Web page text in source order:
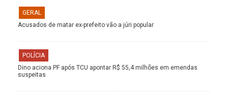
GERAL
Acusados de matar ex-prefeito vão a júri popular
POLÍCIA
Dino aciona PF após TCU apontar R$ 55,4 milhões em emendas
suspeitas